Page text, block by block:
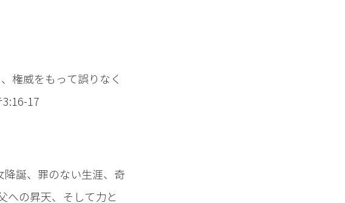
権威をもって誤りなく
17
誕、罪のない生涯、奇
への昇天、そして力と